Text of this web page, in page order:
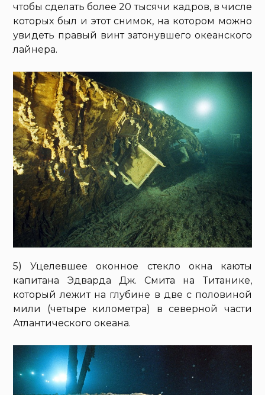
чтобы сделать более 20 тысячи кадров, в числе
которых был и этот снимок, на котором можно
увидеть правый винт затонувшего океанского
лайнера.
5) Уцелевшее оконное стекло окна каюты
капитана Эдварда Дж. Смита на Титанике,
который лежит на глубине в две с половиной
мили (четыре километра) в северной части
Атлантического океана.